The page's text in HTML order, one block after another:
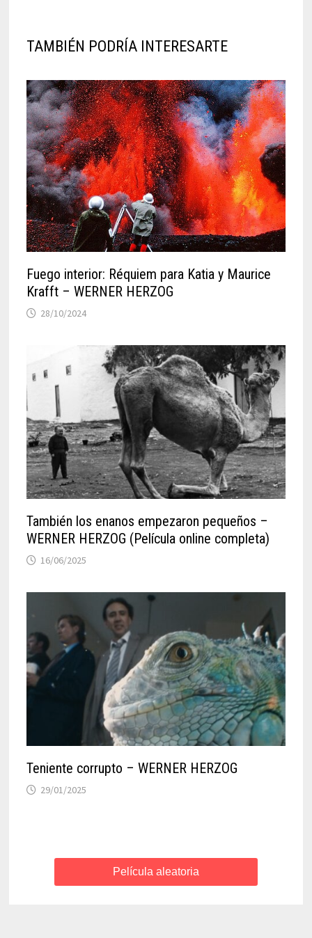
TAMBIÉN PODRÍA INTERESARTE
Fuego interior: Réquiem para Katia y Maurice
Krafft – WERNER HERZOG
28/10/2024
También los enanos empezaron pequeños –
WERNER HERZOG (Película online completa)
16/06/2025
Teniente corrupto – WERNER HERZOG
29/01/2025
Película aleatoria